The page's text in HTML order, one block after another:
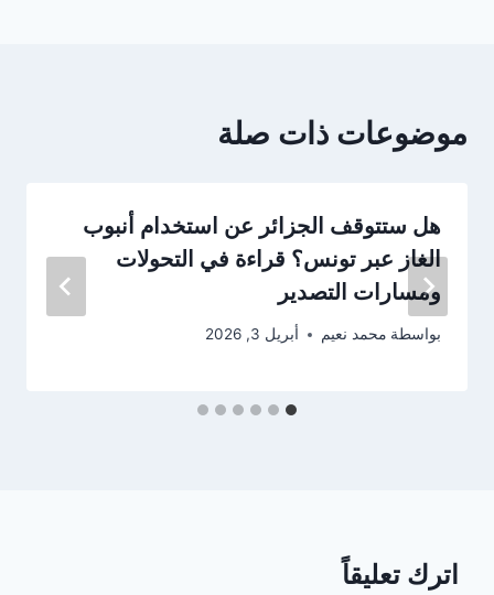
موضوعات ذات صلة
هل ستتوقف الجزائر عن استخدام أنبوب
الغاز عبر تونس؟ قراءة في التحولات
ومسارات التصدير
بواسطة محمد نعيم أبريل 3, 2026
اترك تعليقاً